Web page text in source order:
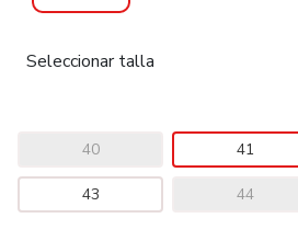
Seleccionar talla
40 41
43 44